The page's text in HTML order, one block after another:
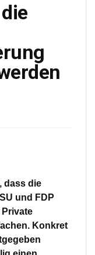
dass die
und FDP
Konkret